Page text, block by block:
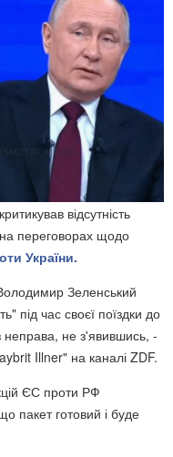
відсутність
переговорах щодо
України.
Зеленський
під час своєї поїздки до
не з'явившись, -
Illner" на каналі ZDF.
ЄС проти РФ
пакет готовий і буде